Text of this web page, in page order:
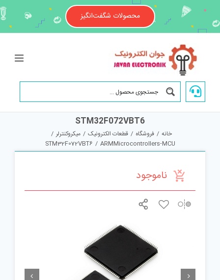
content
محصولات شگفت‌انگیز
STM32F072VBT6
خانه / فروشگاه / قطعات الکترونیک / میکروکنترلر /
ARMMicrocontrollers-MCU
/
STM32F072VBT6
ناموجود
 